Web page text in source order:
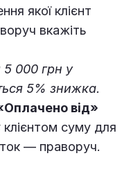
якої клієнт
вкажіть
5 000 грн у
5% знижка.
від»
суму для
— праворуч.